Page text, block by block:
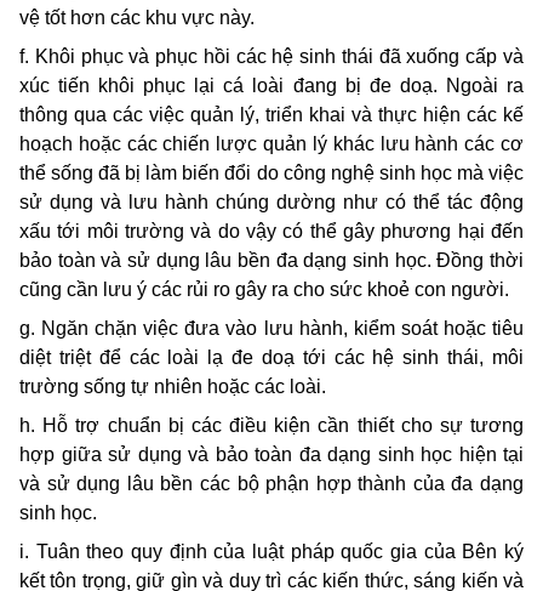
vệ tốt hơn các khu vực này.
f. Khôi phục và phục hồi các hệ sinh thái đã xuống cấp và
xúc tiến khôi phục lại cá loài đang bị đe doạ. Ngoài ra
thông qua các việc quản lý, triển khai và thực hiện các kế
hoạch hoặc các chiến lược quản lý khác lưu hành các cơ
thể sống đã bị làm biến đổi do công nghệ sinh học mà việc
sử dụng và lưu hành chúng dường như có thể tác động
xấu tới môi trường và do vậy có thể gây phương hại đến
bảo toàn và sử dụng lâu bền đa dạng sinh học. Ðồng thời
cũng cần lưu ý các rủi ro gây ra cho sức khoẻ con người.
g. Ngăn chặn việc đưa vào lưu hành, kiểm soát hoặc tiêu
diệt triệt để các loài lạ đe doạ tới các hệ sinh thái, môi
trường sống tự nhiên hoặc các loài.
h. Hỗ trợ chuẩn bị các điều kiện cần thiết cho sự tương
hợp giữa sử dụng và bảo toàn đa dạng sinh học hiện tại
và sử dụng lâu bền các bộ phận hợp thành của đa dạng
sinh học.
i. Tuân theo quy định của luật pháp quốc gia của Bên ký
kết tôn trọng, giữ gìn và duy trì các kiến thức, sáng kiến và